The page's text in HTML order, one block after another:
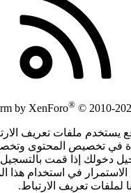
by XenForo® © 2010-
يستخدم ملفات تعريف
في تخصيص المحتوى
دخولك إذا قمت
في استخدام هذا
لملفات تعريف الارتباط.